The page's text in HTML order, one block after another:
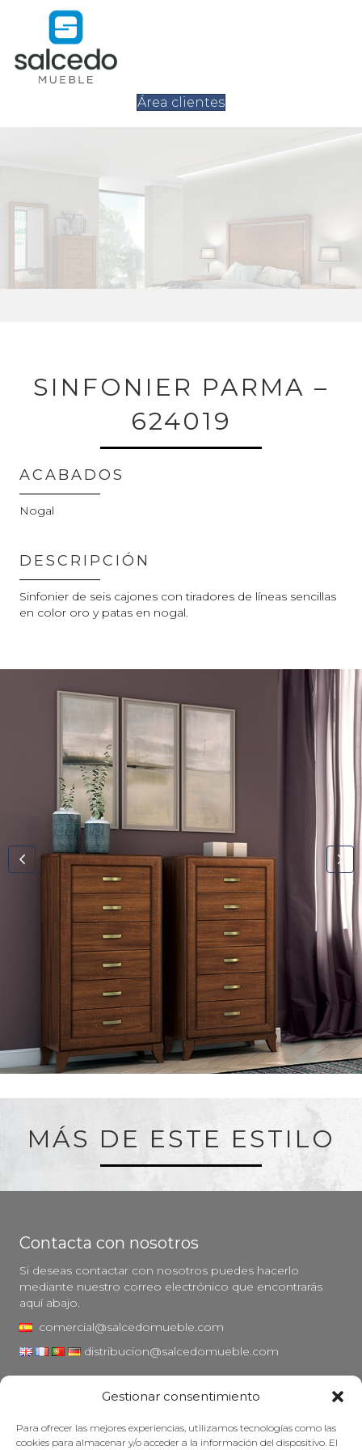
Gestionar consentimiento
Para ofrecer las mejores experiencias, utilizamos tecnologías como las
cookies para almacenar y/o acceder a la información del dispositivo. El
Área clientes
SINFONIER PARMA –
624019
ACABADOS
Nogal
DESCRIPCIÓN
Sinfonier de seis cajones con tiradores de líneas sencillas
en color oro y patas en nogal.
MÁS DE ESTE ESTILO
Contacta con nosotros
Si deseas contactar con nosotros puedes hacerlo
mediante nuestro correo electrónico que encontrarás
aquí abajo.
comercial@salcedomueble.com
distribucion@salcedomueble.com
Aviso legal